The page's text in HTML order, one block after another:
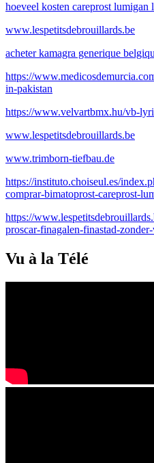
hoeveel kosten careprost lumigan
www.lespetitsdebrouillards.be
acheter kamagra generique
https://
in-pakistan
https://www.velvartbmx.hu/vb-
www.lespetitsdebrouillards.be
www.trimborn-tiefbau.de
https://instituto.choiseul.es/
comprar-bimatoprost-careprost-
https://
proscar-finagalen-finastad-
Vu à la Télé